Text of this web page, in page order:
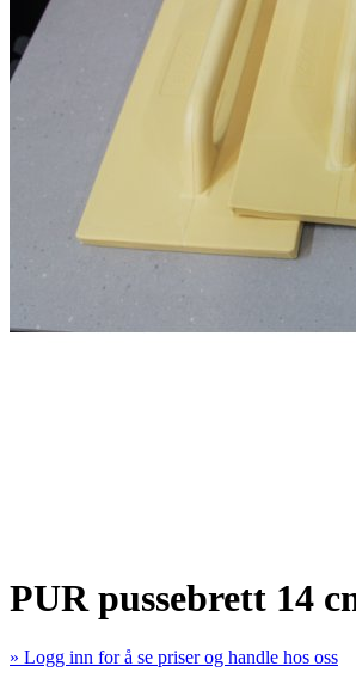
PUR pussebrett 14
» Logg inn for å se priser og handle hos oss